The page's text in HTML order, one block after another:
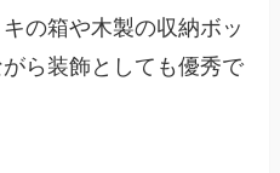
の箱や木製の収納ボッ
ら装飾としても優秀で